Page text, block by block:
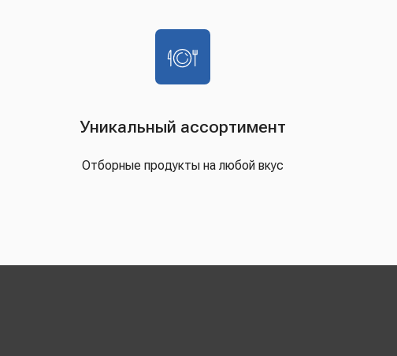
Уникальный ассортимент
Отборные продукты на любой вкус